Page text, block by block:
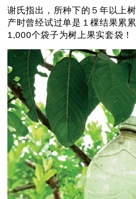
谢氏指出，所种下的５年以上
产时曾经试过单是１棵结果累
1,000个袋子为树上果实套袋